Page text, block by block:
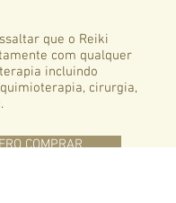
que o Reiki
com qualquer
incluindo
cirurgia,
COMPRAR